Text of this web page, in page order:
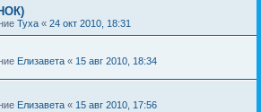
Tyxa « 24 окт 2010, 18:31
Елизавета « 15 авг 2010, 18:34
Елизавета « 15 авг 2010, 17:56